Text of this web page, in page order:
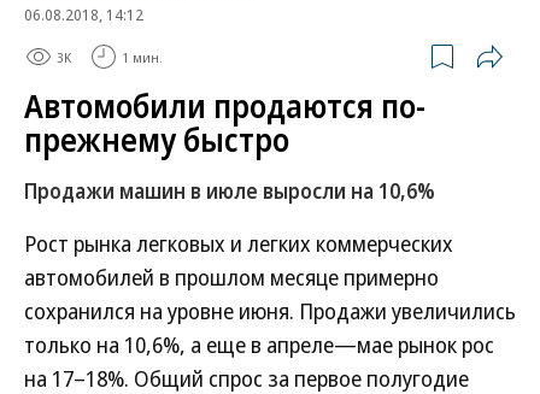
06.08.2018, 14:12
3K 1 мин.
Автомобили продаются по-
прежнему быстро
Продажи машин в июле выросли на 10,6%
Рост рынка легковых и легких коммерческих
автомобилей в прошлом месяце примерно
сохранился на уровне июня. Продажи увеличились
только на 10,6%, а еще в апреле—мае рынок рос
на 17–18%. Общий спрос за первое полугодие